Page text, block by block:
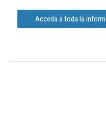
Acceda a toda la